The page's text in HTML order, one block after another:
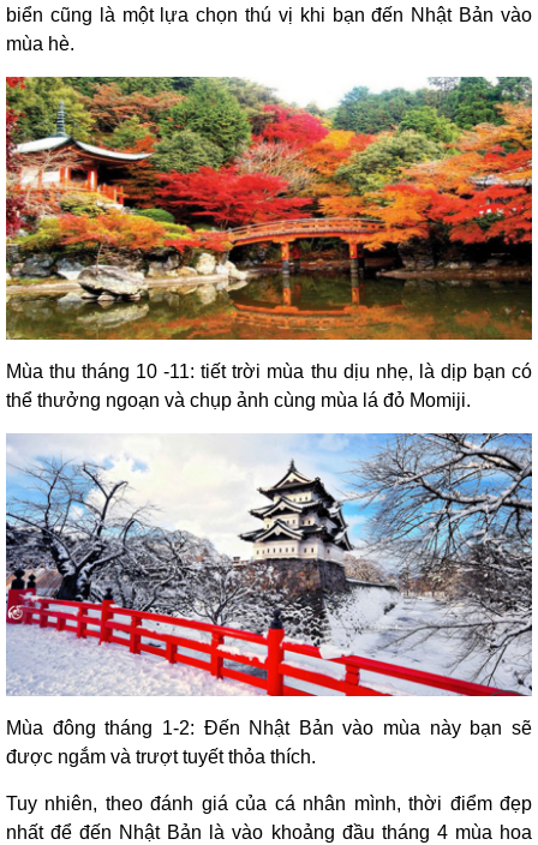
biển cũng là một lựa chọn thú vị khi bạn đến Nhật Bản vào
mùa hè.
Mùa thu tháng 10 -11: tiết trời mùa thu dịu nhẹ, là dịp bạn có
thể thưởng ngoạn và chụp ảnh cùng mùa lá đỏ Momiji.
Mùa đông tháng 1-2: Đến Nhật Bản vào mùa này bạn sẽ
được ngắm và trượt tuyết thỏa thích.
Tuy nhiên, theo đánh giá của cá nhân mình, thời điểm đẹp
nhất để đến Nhật Bản là vào khoảng đầu tháng 4 mùa hoa